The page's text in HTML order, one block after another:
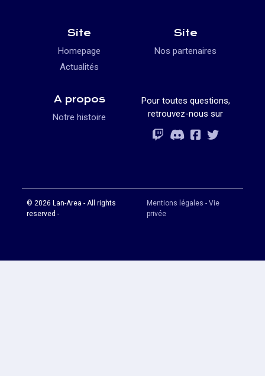
Site
Homepage
Actualités
Site
Nos partenaires
A propos
Notre histoire
Pour toutes questions,
retrouvez-nous sur
Rejoignez-
Rejoignez-
Rejoignez-
Rejoignez-
© 2026 Lan-Area - All rights
reserved -
Mentions légales - Vie
privée